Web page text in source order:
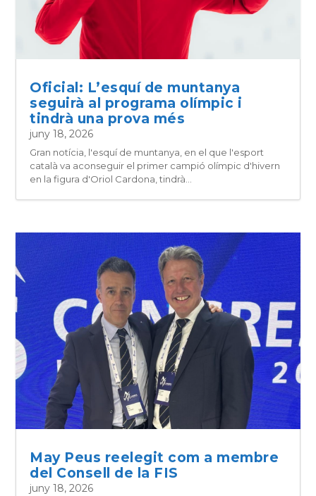
Oficial: L’esquí de muntanya
seguirà al programa olímpic i
tindrà una prova més
juny 18, 2026
Gran notícia, l'esquí de muntanya, en el que l'esport
català va aconseguir el primer campió olímpic d'hivern
en la figura d'Oriol Cardona, tindrà...
May Peus reelegit com a membre
del Consell de la FIS
juny 18, 2026